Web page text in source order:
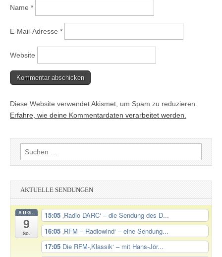
Name *
E-Mail-Adresse *
Website
Diese Website verwendet Akismet, um Spam zu reduzieren.
Erfahre, wie deine Kommentardaten verarbeitet werden.
Suchen
nach:
AKTUELLE SENDUNGEN
AUG.
9
So.
15:05 ‚Radio DARC‘ – die Sendung des D...
16:05 ‚RFM – Radiowind‘ – eine Sendung...
17:05 Die RFM-‚Klassik‘ – mit Hans-Jör...